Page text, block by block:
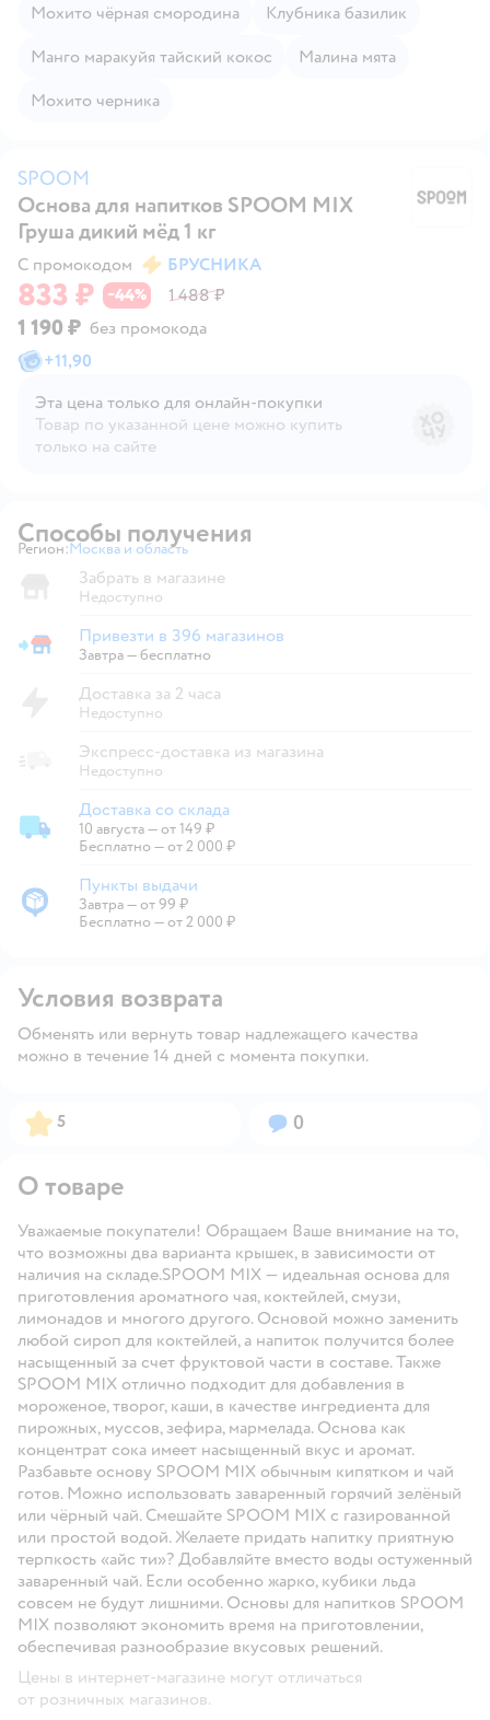
Мохито чёрная смородина
Клубника базилик
Манго маракуйя тайский кокос
Малина мята
Мохито черника
SPOOM
Основа для напитков SPOOM MIX
Груша дикий мёд 1 кг
С промокодом БРУСНИКА
833 ₽ −44% 1 488 ₽
1 190 ₽ без промокода
+11,90
Эта цена только для онлайн‑покупки
Товар по указанной цене можно купить
только на сайте
Способы получения
Регион: Выбор адреса доставки.
Москва и область
Забрать в магазине
Недоступно
Привезти в магазин
Привезти в 396 магазинов
Завтра—бесплатно
Доставка за 2 часа
Недоступно
Экспресс-доставка из магазина
Недоступно
Доставка со склада
Доставка со склада
10 августа—от 149 ₽
Бесплатно — от 2 000 ₽
Пункты выдачи
Пункты выдачи
Завтра—от 99 ₽
Бесплатно — от 2 000 ₽
Условия возврата
Обменять или вернуть товар надлежащего качества
можно в течение 14 дней с момента покупки.
Рейтинг:
5 Вопросов:
0
О товаре
Уважаемые покупатели! Обращаем Ваше внимание на то,
что возможны два варианта крышек, в зависимости от
наличия на складе.SPOOM MIX — идеальная основа для
приготовления ароматного чая, коктейлей, смузи,
лимонадов и многого другого. Основой можно заменить
любой сироп для коктейлей, а напиток получится более
насыщенный за счет фруктовой части в составе. Также
SPOOM MIX отлично подходит для добавления в
мороженое, творог, каши, в качестве ингредиента для
пирожных, муссов, зефира, мармелада. Основа как
концентрат сока имеет насыщенный вкус и аромат.
Разбавьте основу SPOOM MIX обычным кипятком и чай
готов. Можно использовать заваренный горячий зелёный
или чёрный чай. Смешайте SPOOM MIX с газированной
или простой водой. Желаете придать напитку приятную
терпкость «айс ти»? Добавляйте вместо воды остуженный
заваренный чай. Если особенно жарко, кубики льда
совсем не будут лишними. Основы для напитков SPOOM
MIX позволяют экономить время на приготовлении,
обеспечивая разнообразие вкусовых решений.
Цены в интернет-магазине могут отличаться
от розничных магазинов.